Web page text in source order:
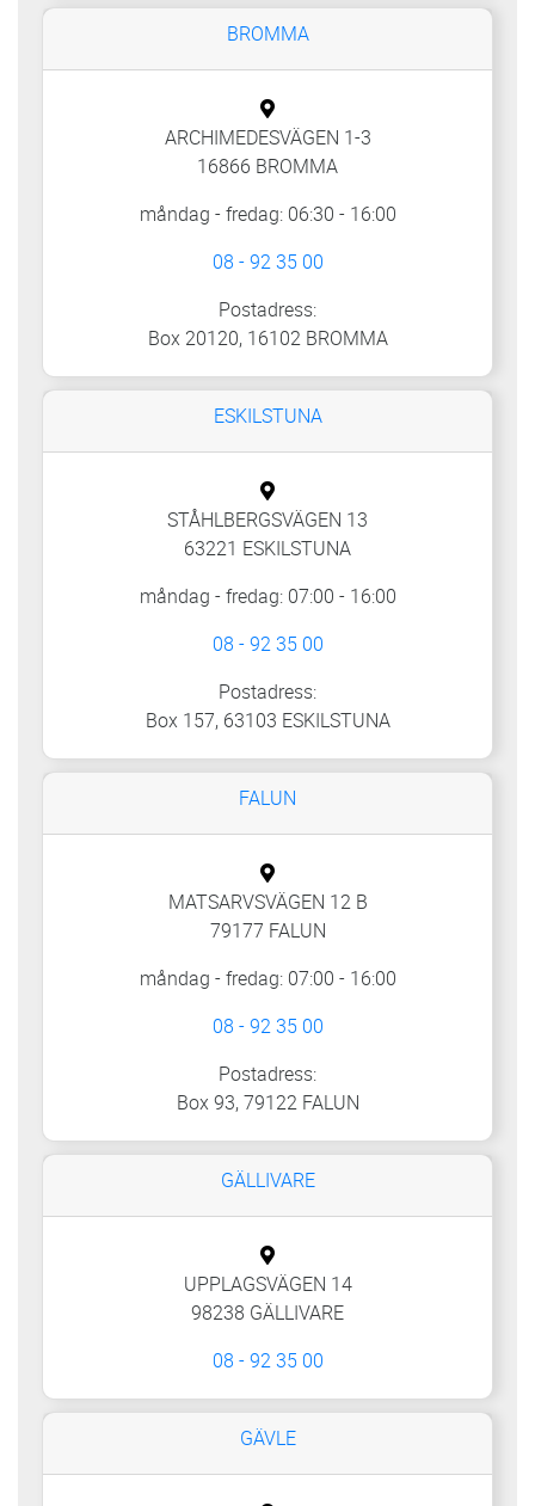
BROMMA
ARCHIMEDESVÄGEN 1-3
16866 BROMMA
måndag - fredag: 06:30 - 16:00
08 - 92 35 00
Postadress:
Box 20120, 16102 BROMMA
ESKILSTUNA
STÅHLBERGSVÄGEN 13
63221 ESKILSTUNA
måndag - fredag: 07:00 - 16:00
08 - 92 35 00
Postadress:
Box 157, 63103 ESKILSTUNA
FALUN
MATSARVSVÄGEN 12 B
79177 FALUN
måndag - fredag: 07:00 - 16:00
08 - 92 35 00
Postadress:
Box 93, 79122 FALUN
GÄLLIVARE
UPPLAGSVÄGEN 14
98238 GÄLLIVARE
08 - 92 35 00
GÄVLE